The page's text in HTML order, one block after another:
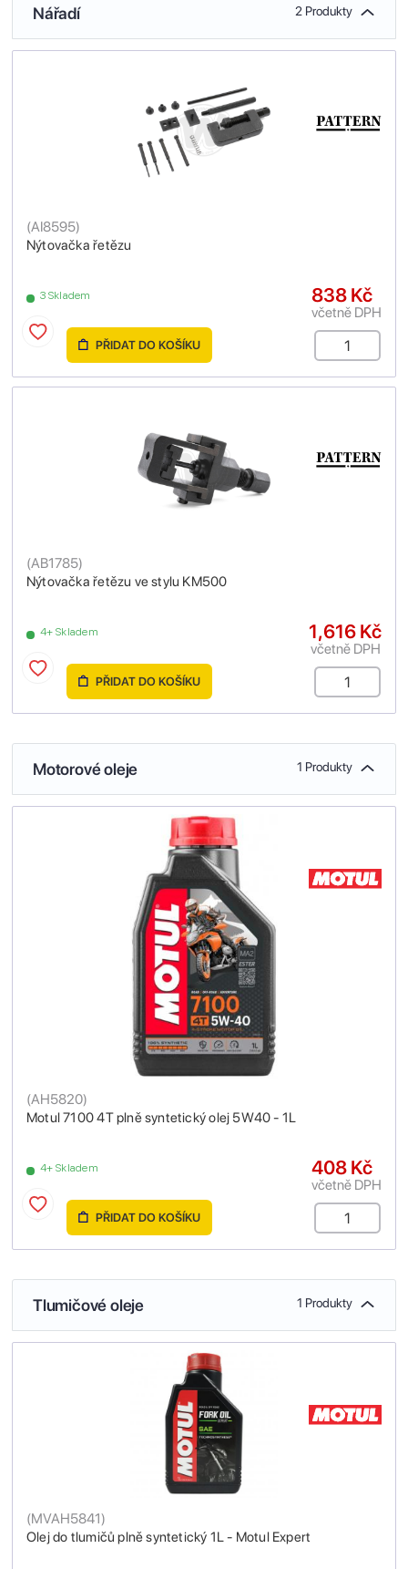
Nářadí 2 Produkty
Nýtovačka řetězu
(AI8595)
3 Skladem 838 Kč
včetně DPH
PŘIDAT DO KOŠÍKU
Nýtovačka řetězu ve stylu KM500
(AB1785)
4+ Skladem 1,616 Kč
včetně DPH
PŘIDAT DO KOŠÍKU
Motorové oleje 1 Produkty
Motul 7100 4T plně syntetický olej 5W40 - 1L
(AH5820)
4+ Skladem 408 Kč
včetně DPH
PŘIDAT DO KOŠÍKU
Tlumičové oleje 1 Produkty
Olej do tlumičů plně syntetický 1L - Motul Expert
(MVAH5841)